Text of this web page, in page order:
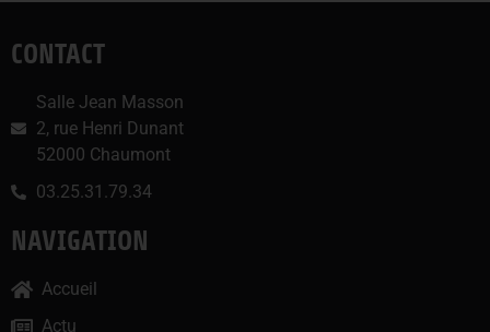
CONTACT
Salle Jean Masson
2, rue Henri Dunant
52000 Chaumont
03.25.31.79.34
NAVIGATION
Accueil
Actu